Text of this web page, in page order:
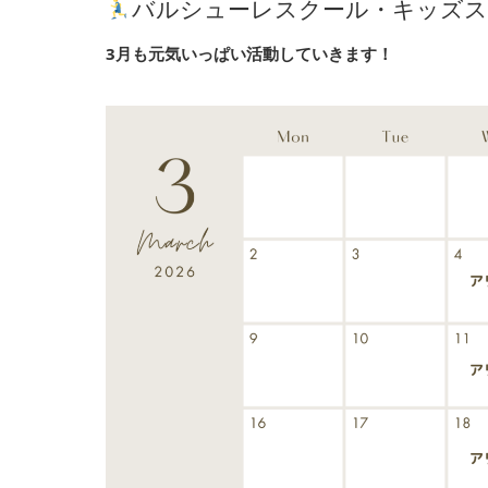
バルシューレスクール・キッズ
3月も元気いっぱい活動していきます！